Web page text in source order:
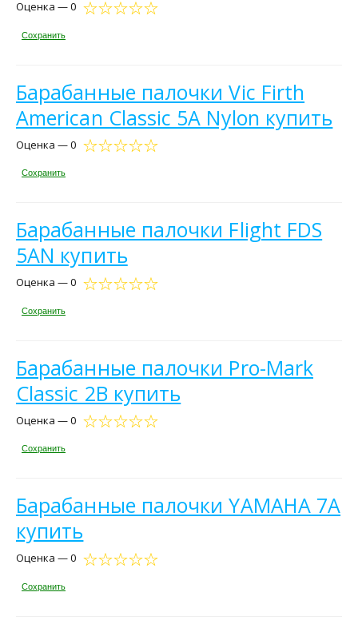
Оценка — 0
Сохранить
Барабанные палочки Vic Firth
American Classic 5A Nylon купить
Оценка — 0
Сохранить
Барабанные палочки Flight FDS
5AN купить
Оценка — 0
Сохранить
Барабанные палочки Pro-Mark
Classic 2B купить
Оценка — 0
Сохранить
Барабанные палочки YAMAHA 7A
купить
Оценка — 0
Сохранить